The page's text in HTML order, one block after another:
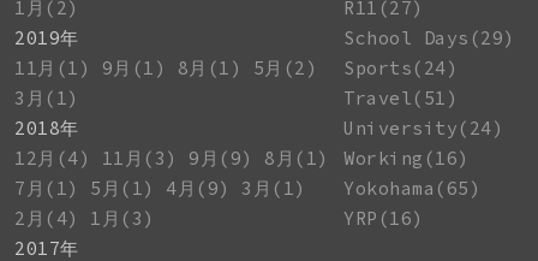
1月(2)
2019年
11月(1)
9月(1) 8月(1)
5月(2)
3月(1)
2018年
12月(4)
11月(3) 9月(9)
8月(1)
7月(1)
5月(1) 4月(9)
3月(1)
2月(4)
1月(3)
2017年
R11(27)
School Days(29)
Sports(24)
Travel(51)
University(24)
Working(16)
Yokohama(65)
YRP(16)